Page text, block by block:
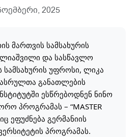
2025
მართვის სამსახურის
და სასწავლო
სამსახურის უფროსი, ლიკა
განათლების
ესწრებოდნენ ნინო
პროგრამას – “MASTER
ეფუძნება გერმანიის
პროგრამას.